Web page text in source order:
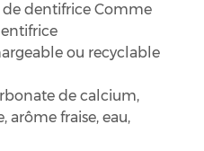
dentifrice Comme
ou recyclable
de calcium,
arôme fraise, eau,